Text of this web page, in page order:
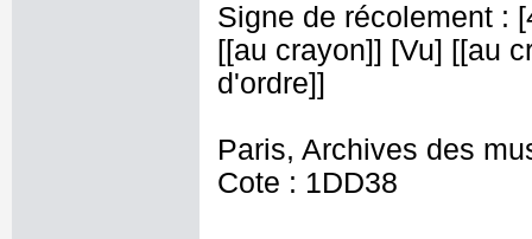
Signe de récolement :
[[au crayon]] [Vu] [[au
d'ordre]]
Paris, Archives des
Cote : 1DD38